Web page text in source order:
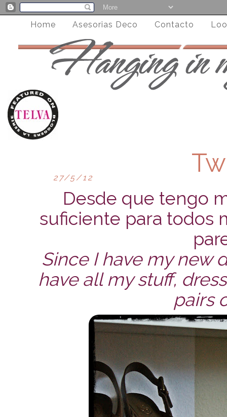
Home Asesorias Deco Contacto
27/5/12
Desde que tengo
suficiente para todos
Since I have my new
have all my stuff,
pairs